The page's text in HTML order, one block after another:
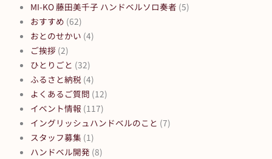
MI-KO 藤田美千子 ハンドベルソロ奏者 (5)
おすすめ (62)
おとのせかい (4)
ご挨拶 (2)
ひとりごと (32)
ふるさと納税 (4)
よくあるご質問 (12)
イベント情報 (117)
イングリッシュハンドベルのこと (7)
スタッフ募集 (1)
ハンドベル開発 (8)